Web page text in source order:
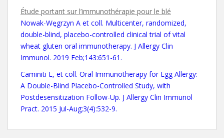
Étude portant sur l’immunothérapie pour le blé
Nowak-Węgrzyn A et coll. Multicenter, randomized,
double-blind, placebo-controlled clinical trial of vital
wheat gluten oral immunotherapy. J Allergy Clin
Immunol. 2019 Feb;143:651-61.
Caminiti L, et coll. Oral Immunotherapy for Egg Allergy:
A Double-Blind Placebo-Controlled Study, with
Postdesensitization Follow-Up. J Allergy Clin Immunol
Pract. 2015 Jul-Aug;3(4):532-9.